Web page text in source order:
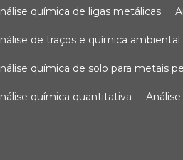
análise química de ligas metálicas
análise de traços e química ambiental
análise química de solo para metais
análise química quantitativa